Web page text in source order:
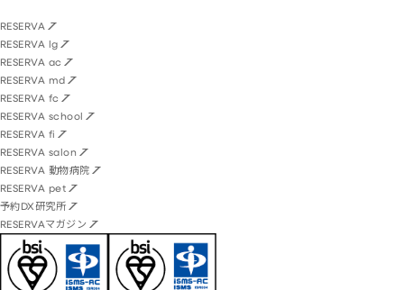
RESERVA
RESERVA lg
RESERVA ac
RESERVA md
RESERVA fc
RESERVA school
RESERVA fi
RESERVA salon
RESERVA 動物病院
RESERVA pet
予約DX研究所
RESERVAマガジン